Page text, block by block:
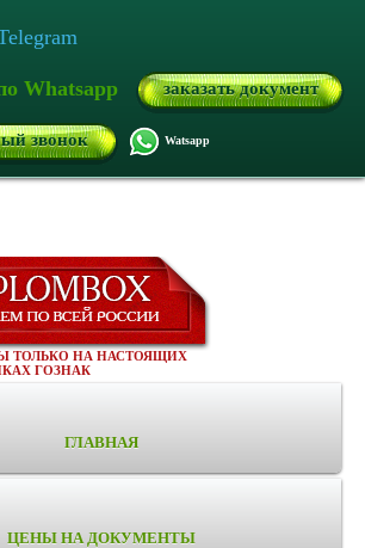
Whatsapp заказать документ
звонок Watsapp
ТОЛЬКО НА НАСТОЯЩИХ
ГОЗНАК
ГЛАВНАЯ
ЦЕНЫ НА ДОКУМЕНТЫ